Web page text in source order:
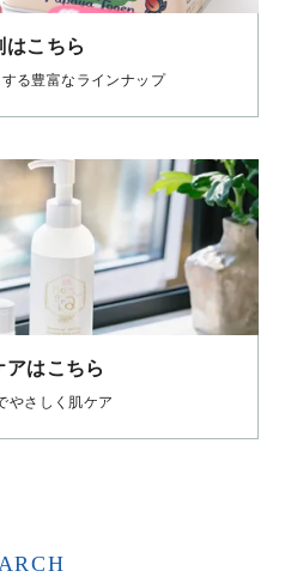
はこちら
る豊富なラインナップ
アはこちら
やさしく肌ケア